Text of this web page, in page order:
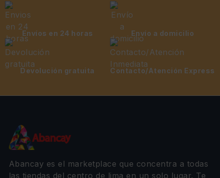
Envíos en 24 horas Envío a domicilio
Devolución gratuita Contacto/Atención Express
Abancay es el marketplace que concentra a todas
las tiendas del centro de lima en un solo lugar. Te